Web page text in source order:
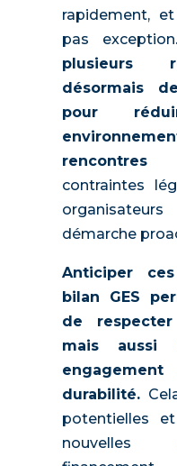
rapidement,
pas
plusieurs
désormais
pour
rencontres
contraintes
démarche
Anticiper
bilan GES
de
mais aussi
durabilité.
potentielles
nouvelles